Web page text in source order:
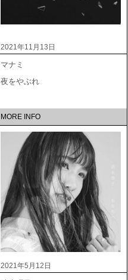
2021年11月13日
マナミ
夜をやぶれ
MORE INFO
2021年5月12日